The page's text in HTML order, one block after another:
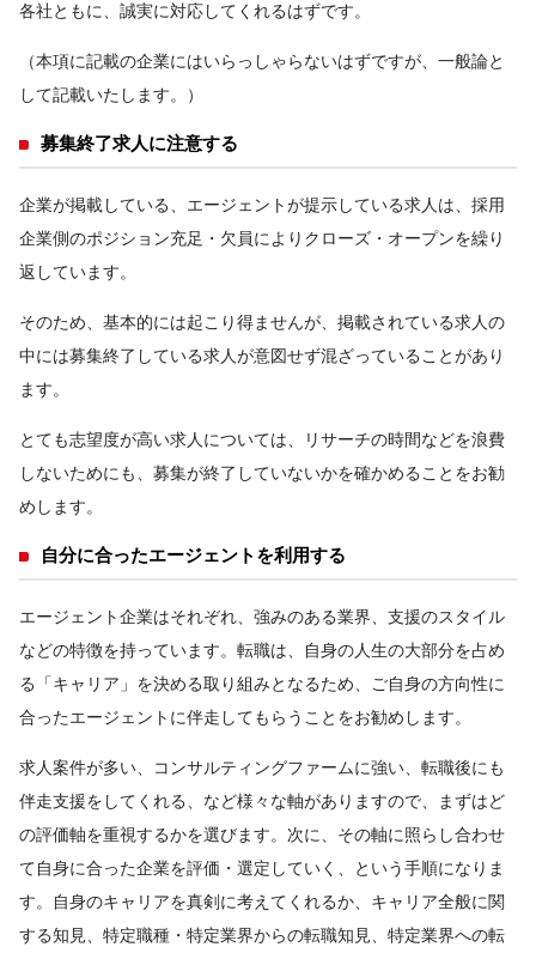
各社ともに、誠実に対応してくれるはずです。
（本項に記載の企業にはいらっしゃらないはずですが、一般論と
して記載いたします。）
募集終了求人に注意する
企業が掲載している、エージェントが提示している求人は、採用
企業側のポジション充足・欠員によりクローズ・オープンを繰り
返しています。
そのため、基本的には起こり得ませんが、掲載されている求人の
中には募集終了している求人が意図せず混ざっていることがあり
ます。
とても志望度が高い求人については、リサーチの時間などを浪費
しないためにも、募集が終了していないかを確かめることをお勧
めします。
自分に合ったエージェントを利用する
エージェント企業はそれぞれ、強みのある業界、支援のスタイル
などの特徴を持っています。転職は、自身の人生の大部分を占め
る「キャリア」を決める取り組みとなるため、ご自身の方向性に
合ったエージェントに伴走してもらうことをお勧めします。
求人案件が多い、コンサルティングファームに強い、転職後にも
伴走支援をしてくれる、など様々な軸がありますので、まずはど
の評価軸を重視するかを選びます。次に、その軸に照らし合わせ
て自身に合った企業を評価・選定していく、という手順になりま
す。自身のキャリアを真剣に考えてくれるか、キャリア全般に関
する知見、特定職種・特定業界からの転職知見、特定業界への転